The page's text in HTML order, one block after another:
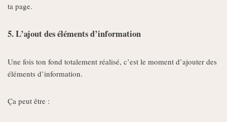
ta page.
5. L’ajout des éléments d’information
Une fois ton fond totalement réalisé, c’est le moment d’ajouter des
éléments d’information.
Ça peut être :